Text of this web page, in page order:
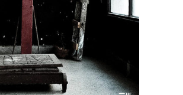
E-BOOK DO KOSZYKA
i jest krowa – bohaterka
rewolucji.
44.00 zł 22.00zł